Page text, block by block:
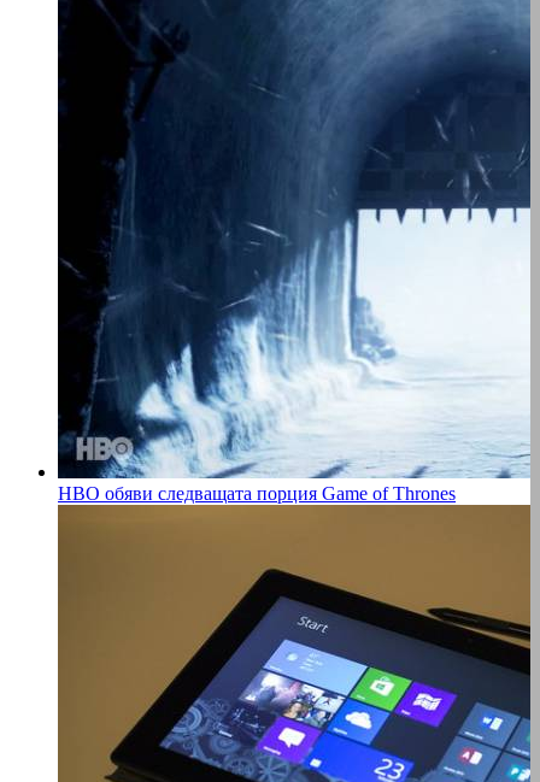
HBO обяви следващата порция Game of Thrones